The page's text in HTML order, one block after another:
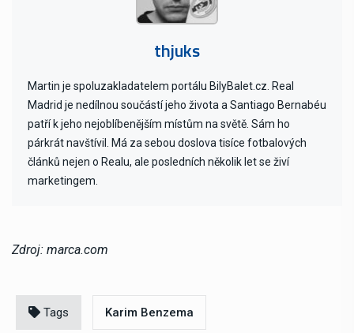
thjuks
Martin je spoluzakladatelem portálu BilyBalet.cz. Real
Madrid je nedílnou součástí jeho života a Santiago Bernabéu
patří k jeho nejoblíbenějším místům na světě. Sám ho
párkrát navštívil. Má za sebou doslova tisíce fotbalových
článků nejen o Realu, ale posledních několik let se živí
marketingem.
Zdroj: marca.com
Tags Karim Benzema